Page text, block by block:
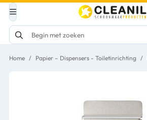
Home / Papier – Dispensers - Toiletinrichting /